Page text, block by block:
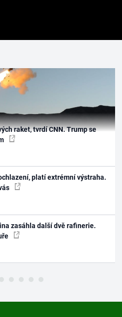
raket, tvrdí CNN. Trump se
platí extrémní výstraha.
zasáhla další dvě rafinerie.